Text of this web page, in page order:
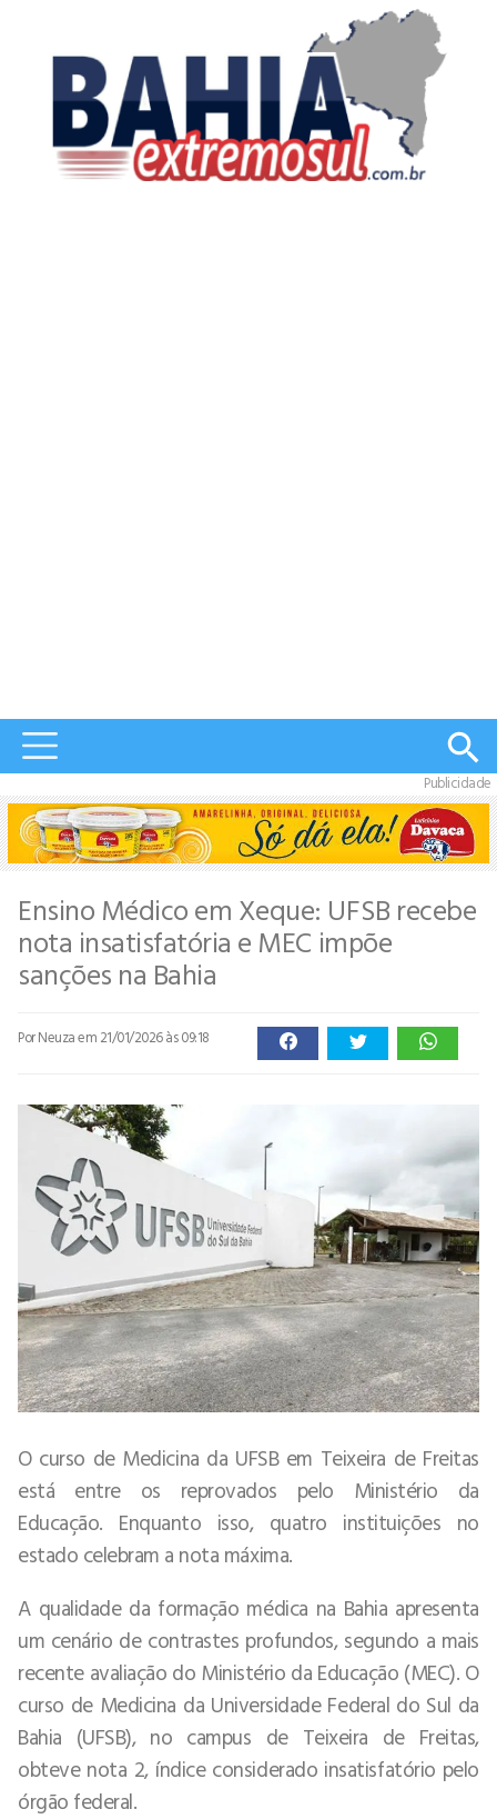
Publicidade
Ensino Médico em Xeque: UFSB recebe
nota insatisfatória e MEC impõe
sanções na Bahia
Por Neuzaem 21/01/2026 às 09:18
O curso de Medicina da UFSB em Teixeira de Freitas
está entre os reprovados pelo Ministério da
Educação. Enquanto isso, quatro instituições no
estado celebram a nota máxima.
A qualidade da formação médica na Bahia apresenta
um cenário de contrastes profundos, segundo a mais
recente avaliação do Ministério da Educação (MEC). O
curso de Medicina da Universidade Federal do Sul da
Bahia (UFSB), no campus de Teixeira de Freitas,
obteve nota 2, índice considerado insatisfatório pelo
órgão federal.